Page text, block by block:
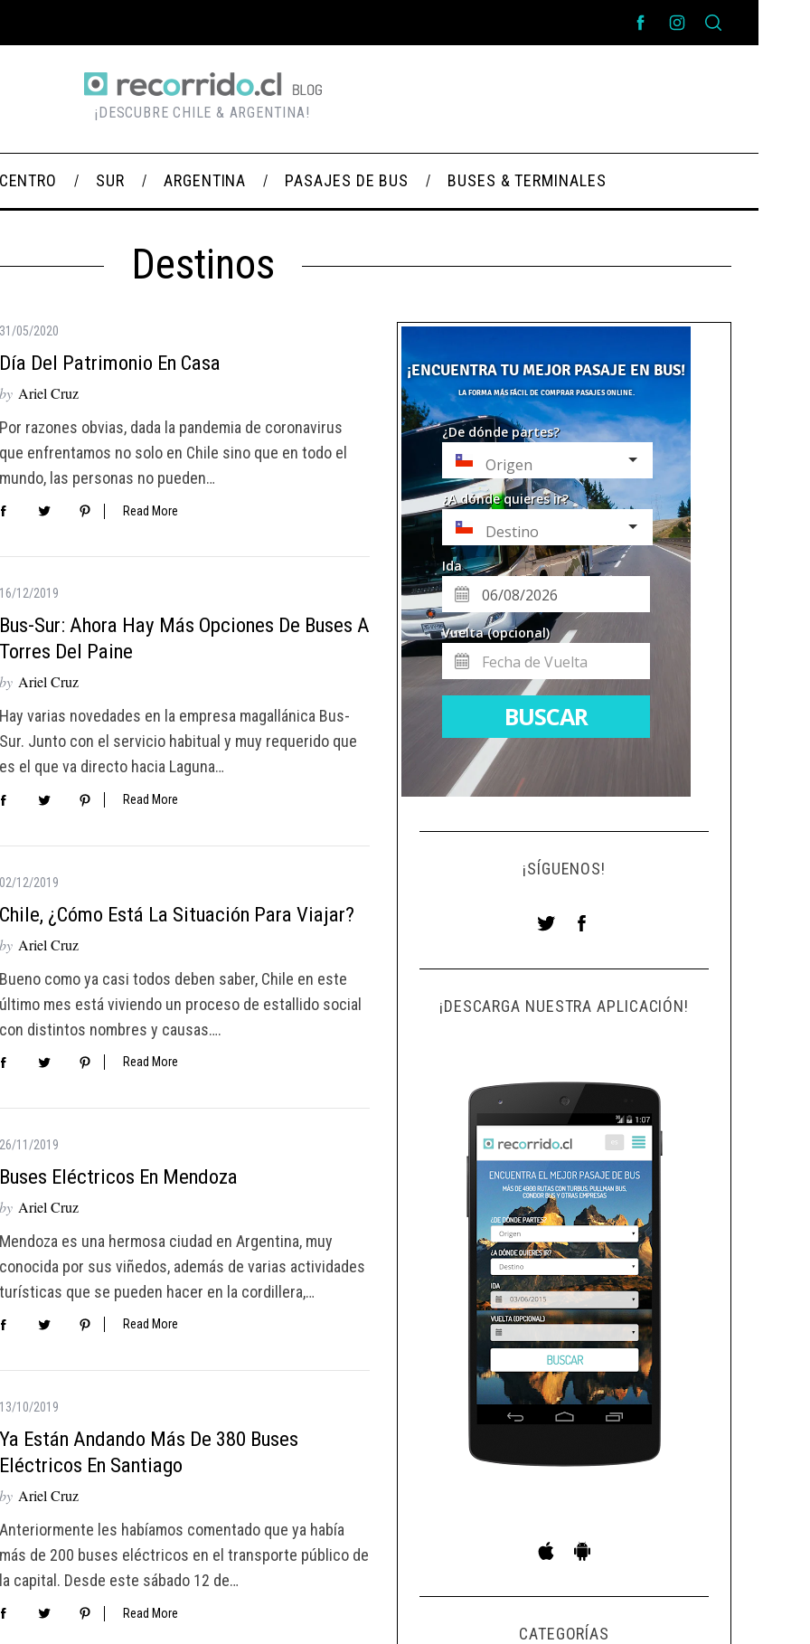
¡DESCUBRE CHILE & ARGENTINA!
CENTRO SUR ARGENTINA PASAJES DE BUS BUSES & TERMINALES
Destinos
31/05/2020
Día Del Patrimonio En Casa
by Ariel Cruz
Por razones obvias, dada la pandemia de coronavirus
que enfrentamos no solo en Chile sino que en todo el
mundo, las personas no pueden…
Read More
16/12/2019
Bus-Sur: Ahora Hay Más Opciones De Buses A
Torres Del Paine
by Ariel Cruz
Hay varias novedades en la empresa magallánica Bus-
Sur. Junto con el servicio habitual y muy requerido que
es el que va directo hacia Laguna…
Read More
02/12/2019
Chile, ¿cómo Está La Situación Para Viajar?
by Ariel Cruz
Bueno como ya casi todos deben saber, Chile en este
último mes está viviendo un proceso de estallido social
con distintos nombres y causas….
Read More
26/11/2019
Buses Eléctricos En Mendoza
by Ariel Cruz
Mendoza es una hermosa ciudad en Argentina, muy
conocida por sus viñedos, además de varias actividades
turísticas que se pueden hacer en la cordillera,…
Read More
13/10/2019
Ya Están Andando Más De 380 Buses
Eléctricos En Santiago
by Ariel Cruz
Anteriormente les habíamos comentado que ya había
más de 200 buses eléctricos en el transporte público de
la capital. Desde este sábado 12 de…
Read More
¡SÍGUENOS!
¡DESCARGA NUESTRA APLICACIÓN!
CATEGORÍAS